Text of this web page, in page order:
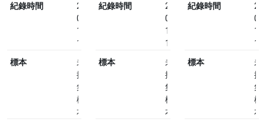
紀錄時間
2023-
07-
10
14:09
標本
未
採
集
標
本
紀錄時間
2023-
07-
10
14:10
標本
未
採
集
標
本
紀錄時間
07-
10
標本
未
採
集
標
本